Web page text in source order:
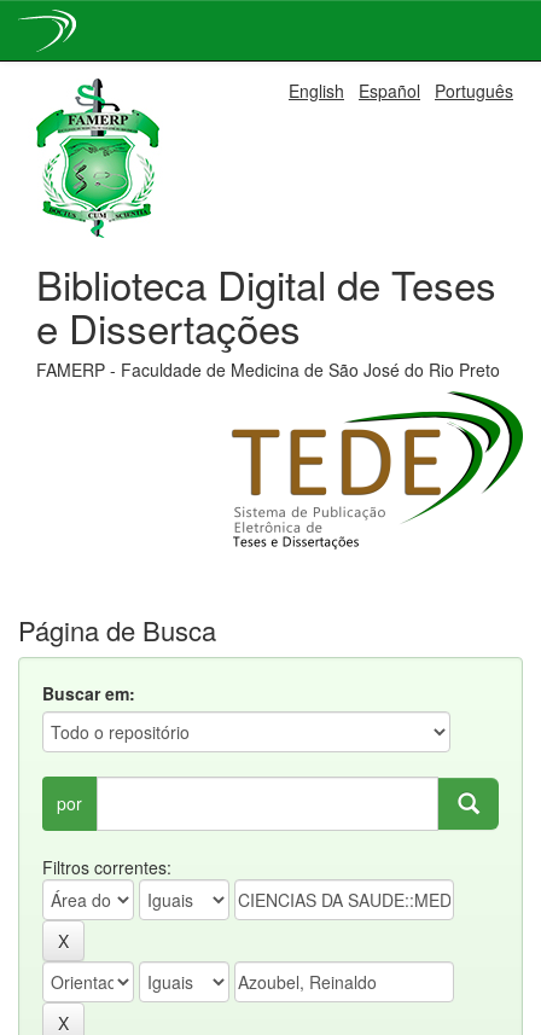
navigation
English Español Português
Biblioteca Digital de Teses
e Dissertações
FAMERP - Faculdade de Medicina de São José do Rio Preto
Página de Busca
Buscar em:
por
Filtros correntes: